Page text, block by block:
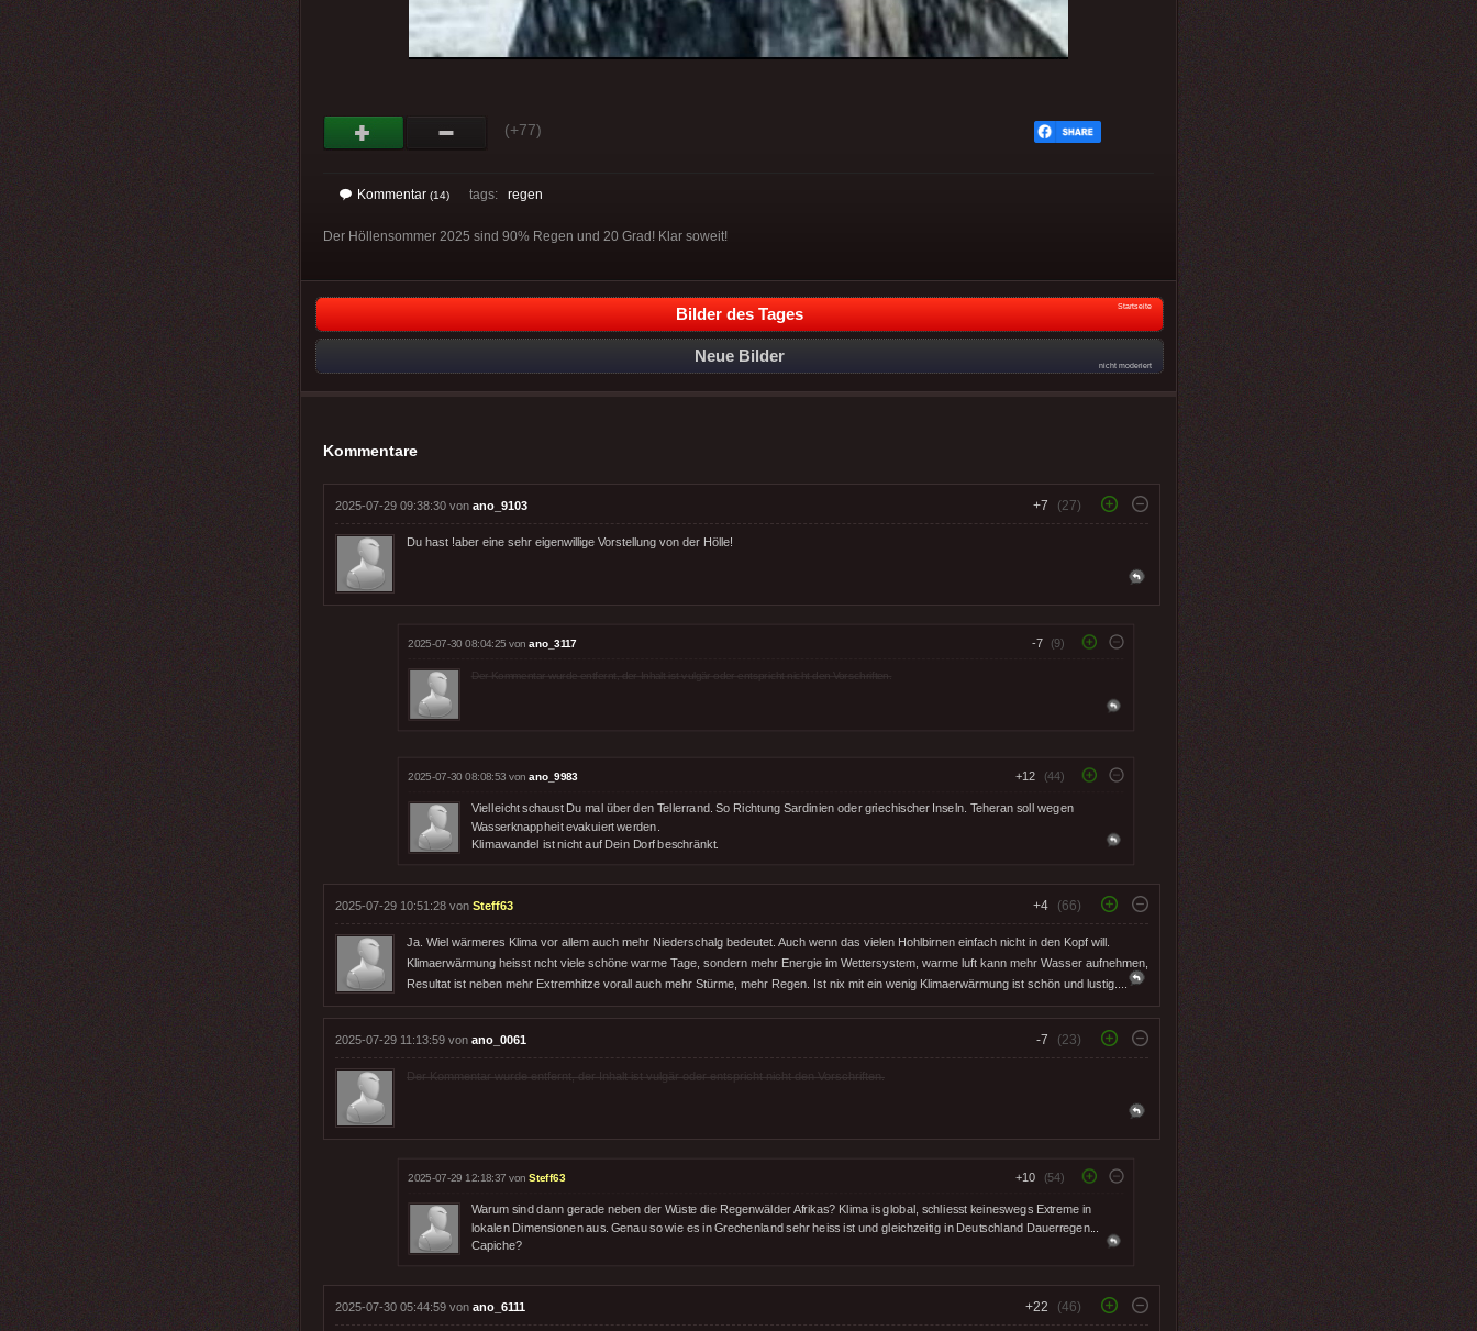
(+77)
Kommentar (14) tags: regen
Der Höllensommer 2025 sind 90% Regen und 20 Grad! Klar soweit!
Bilder des Tages Startseite
Neue Bilder
nicht moderiert
Kommentare
2025-07-29 09:38:30 von ano_9103 +7 (27)
Du hast !aber eine sehr eigenwillige Vorstellung von der Hölle!
2025-07-30 08:04:25 vonano_3117 -7 (9)
Der Kommentar wurde entfernt, der Inhalt ist vulgär oder entspricht nicht den Vorschriften.
2025-07-30 08:08:53 vonano_9983 +12 (44)
Vielleicht schaust Du mal über den Tellerrand. So Richtung Sardinien oder griechischer Inseln. Teheran soll wegen
Wasserknappheit evakuiert werden.
Klimawandel ist nicht auf Dein Dorf beschränkt.
2025-07-29 10:51:28 von Steff63 +4 (66)
Ja. Wiel wärmeres Klima vor allem auch mehr Niederschalg bedeutet. Auch wenn das vielen Hohlbirnen einfach nicht in den Kopf will.
Klimaerwärmung heisst ncht viele schöne warme Tage, sondern mehr Energie im Wettersystem, warme luft kann mehr Wasser aufnehmen,
Resultat ist neben mehr Extremhitze vorall auch mehr Stürme, mehr Regen. Ist nix mit ein wenig Klimaerwärmung ist schön und lustig....
2025-07-29 11:13:59 von ano_0061 -7 (23)
Der Kommentar wurde entfernt, der Inhalt ist vulgär oder entspricht nicht den Vorschriften.
2025-07-29 12:18:37 vonSteff63 +10 (54)
Warum sind dann gerade neben der Wüste die Regenwälder Afrikas? Klima is global, schliesst keineswegs Extreme in
lokalen Dimensionen aus. Genau so wie es in Grechenland sehr heiss ist und gleichzeitig in Deutschland Dauerregen...
Capiche?
2025-07-30 05:44:59 von ano_6111 +22 (46)